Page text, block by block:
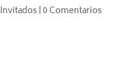
Invitados|0 Comentarios